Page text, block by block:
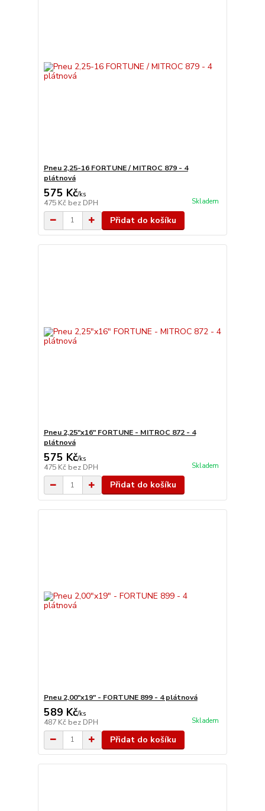
Pneu 2,25-16 FORTUNE / MITROC 879 - 4
plátnová
575 Kč/ks
475 Kč bez DPH Skladem
Přidat do košíku
Pneu 2,25"x16" FORTUNE - MITROC 872 - 4
plátnová
575 Kč/ks
475 Kč bez DPH Skladem
Přidat do košíku
Pneu 2,00"x19" - FORTUNE 899 - 4 plátnová
589 Kč/ks
487 Kč bez DPH Skladem
Přidat do košíku